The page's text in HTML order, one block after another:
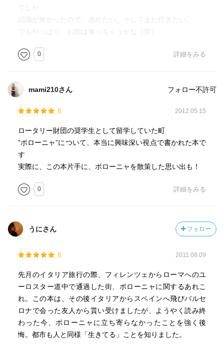
・中央の援助をほとんど断たれながらも頑張り続けて二十
年、70年代に入るころには、ボローニャはイタリア有数の
裕福な都市になりました。「あなたは将来、どこの街に住
か」といったアンケートには決まって上位に入り、そのう
こでメデタシで幕を閉じることになりますが、しかしボロ
ーニャ市民は「まだなにかが足りない」と感じていまし
ところでこの市民の討論に耳を傾けていたボローニャ大学
の教授たちの中に、記号論講座の助教授ウンベルト・エー
コがいました。そのころのエーコは、やがて世界的なベス
したが、彼は市民たちの討論を次のようにまとめました。
ーニャ精神とはいったい何か。わたしたちはそれを全イタ
リアに表明したいのではないか。けれどもそれをどう表現
にしっかり立って、力を合わせて生きることの楽しさ、誇
らしさ。わたしたちはその気持ちを全土に表明したいの
だ。よろしい。それなら表明しよう」
でも、どうやって？
「もちろん、演劇でやるんですよ」
てしか
認識が無かったので、改めたい。そしてまた行きたい。
でもやっぱり、お肉は食べちゃうかな（笑）
0 詳細をみる
mami210さん フォロー不許可
5 2012.05.15
ロータリー財団の奨学生として留学していた町
”ボローニャ”について、本当に興味深い視点で書かれた本で
す
実際に、この本片手に、ボローニャを散策した思い出も！
0 詳細をみる
うにさん フォロー
5 2011.08.09
先月のイタリア旅行の際、フィレンツェからローマへのユ
ーロスター道中で通過した街、ボローニャに関するあれこ
れ。この本は、その後イタリアからスペインへ飛びバルセ
ロナで会った友人から貰い受けましたが、ようやく読み終
わった今、ボローニャに立ち寄らなかったことを強く後
悔。都市も人と同様「生きてる」ことを知りました。